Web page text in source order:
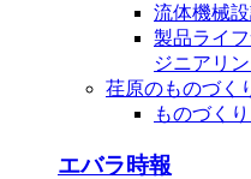
流体機械
製品ライ
ジニアリ
荏原のものづく
ものづく
エバラ時報